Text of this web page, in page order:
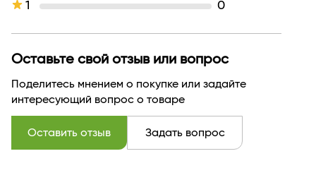
Назначение продукта
Тон
Экми Косметикс Групп
Страна бренда
1
0
Оставьте свой отзыв или вопрос
Поделитесь мнением о покупке или задайте
интересующий вопрос о товаре
Оставить отзыв Задать вопрос